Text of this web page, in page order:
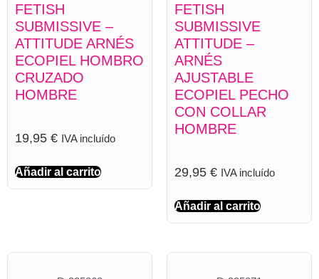
FETISH
SUBMISSIVE –
ATTITUDE ARNÉS
ECOPIEL HOMBRO
CRUZADO
HOMBRE
19,95 € IVA incluído
Añadir al carrito
FETISH
SUBMISSIVE
ATTITUDE –
ARNÉS
AJUSTABLE
ECOPIEL PECHO
CON COLLAR
HOMBRE
29,95 € IVA incluído
Añadir al carrito